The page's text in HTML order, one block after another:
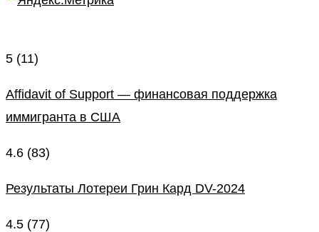
5 (11)
Affidavit of Support — финансовая поддержка
иммигранта в США
4.6 (83)
Результаты Лотереи Грин Кард DV-2024
4.5 (77)